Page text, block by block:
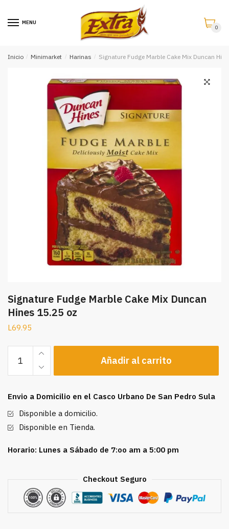
MENU
0
Inicio / Minimarket / Harinas / Signature Fudge Marble Cake Mix Duncan
Signature Fudge Marble Cake Mix Duncan
Hines 15.25 oz
L69.95
Signature
Fudge
Marble
Mix
Duncan
Hines
oz
Añadir al carrito
Envio a Domicilio en el Casco Urbano De San Pedro Sula
Disponible a domicilio.
Disponible en Tienda.
Horario: Lunes a Sábado de 7:oo am a 5:00 pm
Checkout Seguro